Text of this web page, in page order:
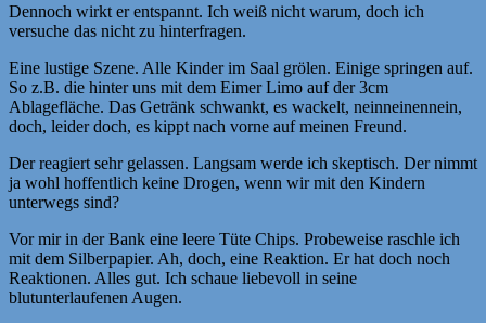
Dennoch wirkt er entspannt. Ich weiß nicht warum, doch ich
versuche das nicht zu hinterfragen.
Eine lustige Szene. Alle Kinder im Saal grölen. Einige springen auf.
So z.B. die hinter uns mit dem Eimer Limo auf der 3cm
Ablagefläche. Das Getränk schwankt, es wackelt, neinneinennein,
doch, leider doch, es kippt nach vorne auf meinen Freund.
Der reagiert sehr gelassen. Langsam werde ich skeptisch. Der nimmt
ja wohl hoffentlich keine Drogen, wenn wir mit den Kindern
unterwegs sind?
Vor mir in der Bank eine leere Tüte Chips. Probeweise raschle ich
mit dem Silberpapier. Ah, doch, eine Reaktion. Er hat doch noch
Reaktionen. Alles gut. Ich schaue liebevoll in seine
blutunterlaufenen Augen.